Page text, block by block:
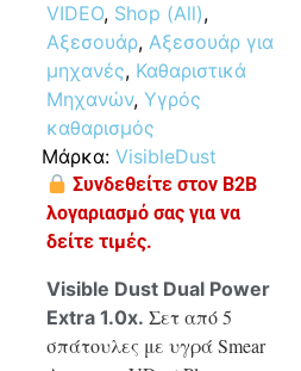
VIDEO, Shop (All),
Αξεσουάρ, Αξεσουάρ για
μηχανές, Καθαριστικά
Μηχανών, Υγρός
καθαρισμός
Μάρκα: VisibleDust
Συνδεθείτε στον B2B
λογαριασμό σας για να
δείτε τιμές.
Visible Dust Dual Power
Extra 1.0x. Σετ από 5
σπάτουλες με υγρά Smear